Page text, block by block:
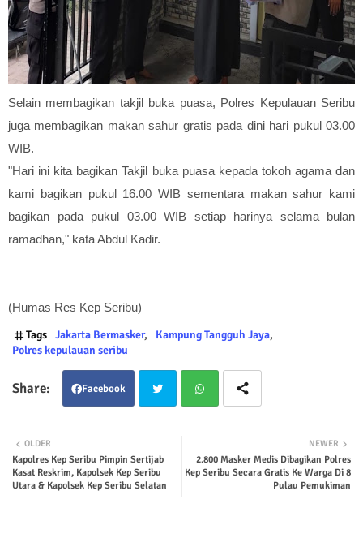
Selain membagikan takjil buka puasa, Polres Kepulauan Seribu
juga membagikan makan sahur gratis pada dini hari pukul 03.00
WIB.
"Hari ini kita bagikan Takjil buka puasa kepada tokoh agama dan
kami bagikan pukul 16.00 WIB sementara makan sahur kami
bagikan pada pukul 03.00 WIB setiap harinya selama bulan
ramadhan," kata Abdul Kadir.
(Humas Res Kep Seribu)
Tags Jakarta Bermasker
Kampung Tangguh Jaya
Polres kepulauan seribu
Facebook
ter tsap
NEWER
2.800 Masker Medis Dibagikan Polres
Kep Seribu Secara Gratis Ke Warga Di 8
Pulau Pemukiman
OLDER
Kapolres Kep Seribu Pimpin Sertijab
Kasat Reskrim, Kapolsek Kep Seribu
Utara & Kapolsek Kep Seribu Selatan